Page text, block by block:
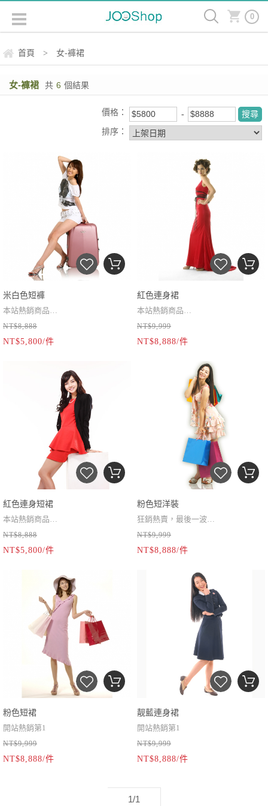
0
首頁 > 女-褲裙
女-褲裙 共 6 個結果
價格：
排序：
米白色短褲
本站熱銷商品
小編推薦 錯過不再
NT$8,888
NT$5,800/件
紅色連身裙
本站熱銷商品
小編推薦 錯過不再
NT$9,999
NT$8,888/件
紅色連身短裙
本站熱銷商品
小編推薦 錯過不再
NT$8,888
NT$5,800/件
粉色短洋裝
狂銷熱賣，最後一波
休閒、工作皆適宜
最後30件，敬請把握
NT$9,999
NT$8,888/件
粉色短裙
開站熱銷第1
NT$9,999
NT$8,888/件
靓藍連身裙
開站熱銷第1
NT$9,999
NT$8,888/件
1/1